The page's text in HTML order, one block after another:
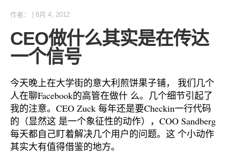
作者： 8月 4, 2012
CEO做什么其实是在传达
一个信号
今天晚上在大学街的意大利煎饼果子铺， 我们几个
人在聊Facebook的高管在做什 么。几个细节引起了
我的注意。CEO Zuck 每年还是要Checkin一行代码
的（显然这 是一个象征性的动作），COO Sandberg
每天都自己盯着解决几个用户的问题。这 个小动作
其实大有值得借鉴的地方。